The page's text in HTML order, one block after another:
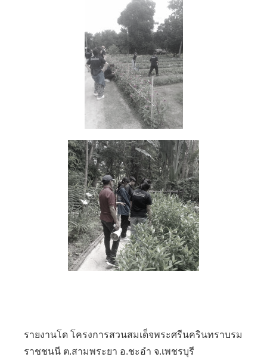
รายงานโด โครงการสวนสมเด็จพระศรีนครินทราบรม
ราชชนนี ต.สามพระยา อ.ชะอำ จ.เพชรบุรี